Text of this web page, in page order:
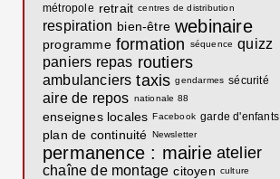
métropole retrait centres de distribution
respiration bien-être webinaire
programme formation séquence quizz
paniers repas routiers
ambulanciers taxis gendarmes sécurité
aire de repos nationale 88
enseignes locales Facebook garde d'enfants
plan de continuité Newsletter
permanence : mairie atelier
chaîne de montage citoyen culture